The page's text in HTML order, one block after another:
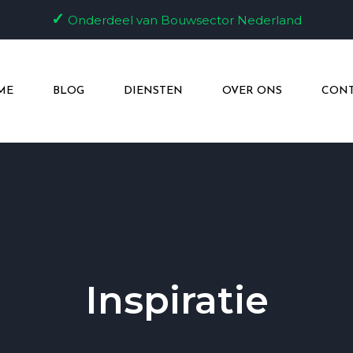
✓ Onderdeel van Bouwsector Nederland
BLOG DIENSTEN OVER ONS
Inspiratie